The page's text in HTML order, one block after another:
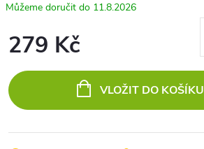
11.8.2026
279 Kč
cena:
VLOŽIT DO KOŠÍKU